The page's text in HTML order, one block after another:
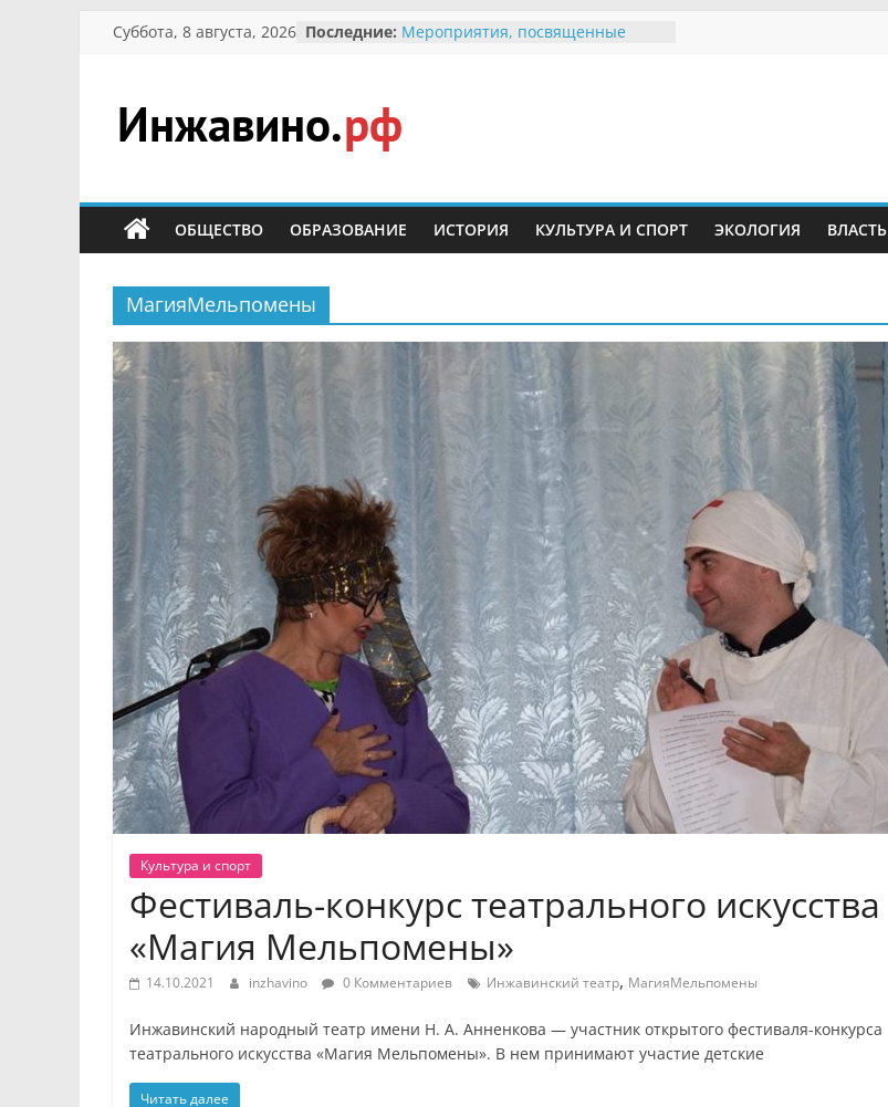
Перейти
Суббота, 8 августа, 2026 Последние: Мероприятия, посвященные
Безопасность в сети Интернет
Ученики приняли участие в
мероприятии «Сохраним
заповедника родились крапчатые
суслики
Инжавино.рф
сельский
портал
ОБЩЕСТВО ОБРАЗОВАНИЕ ИСТОРИЯ КУЛЬТУРА И СПОРТ ЭКОЛОГИЯ ВЛАСТЬ
МагияМельпомены
Культура и спорт
Фестиваль-конкурс театрального искусства
«Магия Мельпомены»
14.10.2021 inzhavino 0 Комментариев Инжавинский театр, МагияМельпомены
Инжавинский народный театр имени Н. А. Анненкова — участник открытого фестиваля-конкурса
театрального искусства «Магия Мельпомены». В нем принимают участие детские
Читать далее